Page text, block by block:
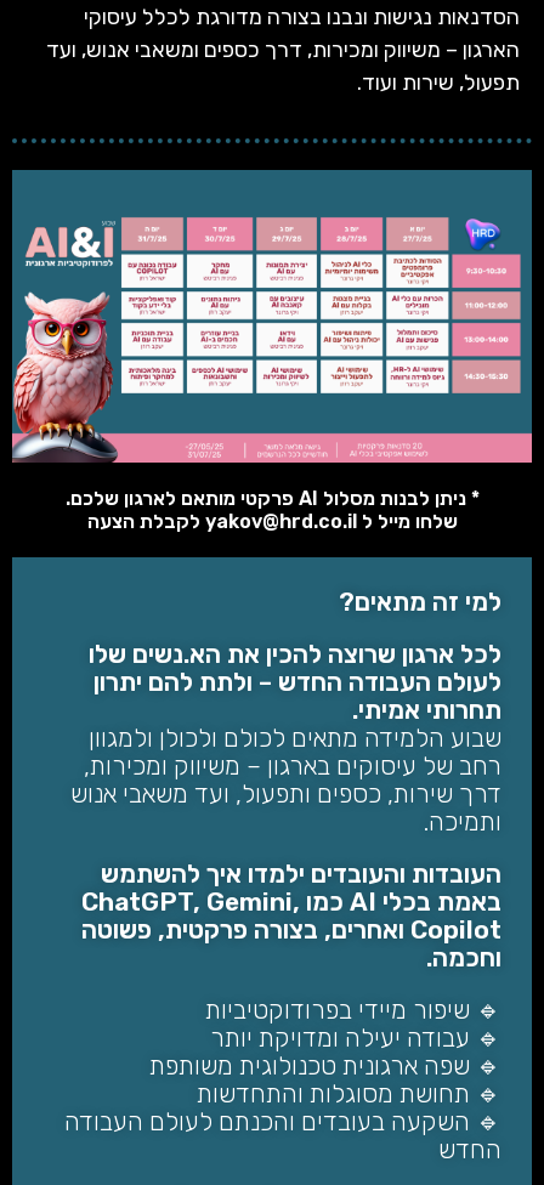
הסדנאות נגישות ונבנו בצורה מדורגת לכלל עיסוקי
הארגון – משיווק ומכירות, דרך כספים ומשאבי אנוש, ועד
תפעול, שירות ועוד.
* ניתן לבנות מסלול AI פרקטי מותאם לארגון שלכם.
שלחו מייל ל yakov@hrd.co.il לקבלת הצעה
למי זה מתאים?
לכל ארגון שרוצה להכין את הא.נשים שלו
לעולם העבודה החדש – ולתת להם יתרון
תחרותי אמיתי.
שבוע הלמידה מתאים לכולם ולכולן ולמגוון
רחב של עיסוקים בארגון – משיווק ומכירות,
דרך שירות, כספים ותפעול, ועד משאבי אנוש
ותמיכה.
העובדות והעובדים ילמדו איך להשתמש
באמת בכלי AI כמו ChatGPT, Gemini,
Copilot ואחרים, בצורה פרקטית, פשוטה
וחכמה.
🔹 שיפור מיידי בפרודוקטיביות
🔹 עבודה יעילה ומדויקת יותר
🔹 שפה ארגונית טכנולוגית משותפת
🔹 תחושת מסוגלות והתחדשות
🔹 השקעה בעובדים והכנתם לעולם העבודה
החדש